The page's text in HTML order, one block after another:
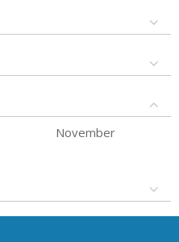
November